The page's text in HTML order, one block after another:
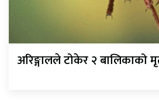
अरिङ्गालले टोकेर २ बालिकाको